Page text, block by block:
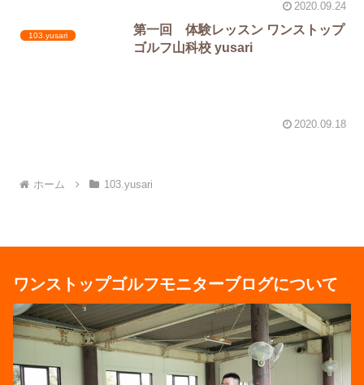
2020.09.24
103.yusari
第一回 体験レッスン ワンストップ
ゴルフ山科校 yusari
2020.09.18
ホーム 103.yusari
ワンストップゴルフモニターブログについて